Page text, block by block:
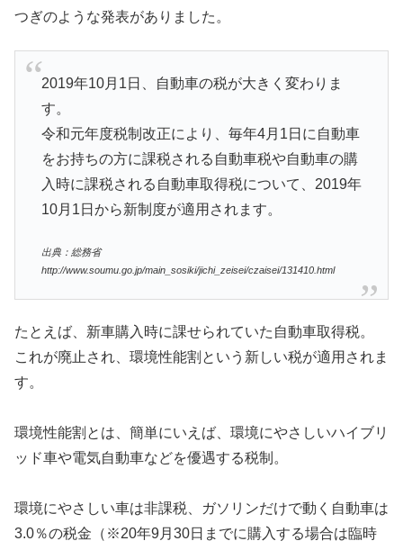
つぎのような発表がありました。
2019年10月1日、自動車の税が大きく変わりま
す。
令和元年度税制改正により、毎年4月1日に自動車
をお持ちの方に課税される自動車税や自動車の購
入時に課税される自動車取得税について、2019年
10月1日から新制度が適用されます。
出典：総務省
http://www.soumu.go.jp/main_sosiki/jichi_zeisei/czaisei/131410.html
たとえば、新車購入時に課せられていた自動車取得税。
これが廃止され、環境性能割という新しい税が適用されま
す。
環境性能割とは、簡単にいえば、環境にやさしいハイブリ
ッド車や電気自動車などを優遇する税制。
環境にやさしい車は非課税、ガソリンだけで動く自動車は
3.0％の税金（※20年9月30日までに購入する場合は臨時